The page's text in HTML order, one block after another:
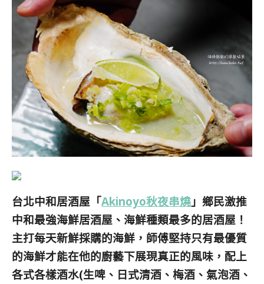
台北中和居酒屋「Akinoyo秋夜串燒 」鄉民激推
中和最強海鮮居酒屋、 海鮮種類最多的居酒屋！
主打每天新鮮採購的海鮮， 師傅堅持只有最優質
的海鮮才能在他的廚藝下展現真正的風味，配上
各式各樣酒水(生啤、日式清酒、梅酒、氣泡酒、